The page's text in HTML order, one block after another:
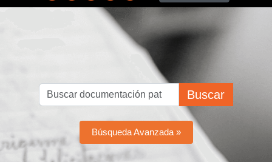
Buscar
Búsqueda Avanzada »